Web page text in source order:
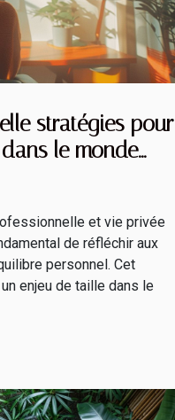
stratégies pour
le monde
et vie privée
de réfléchir aux
personnel. Cet
enjeu de taille dans le